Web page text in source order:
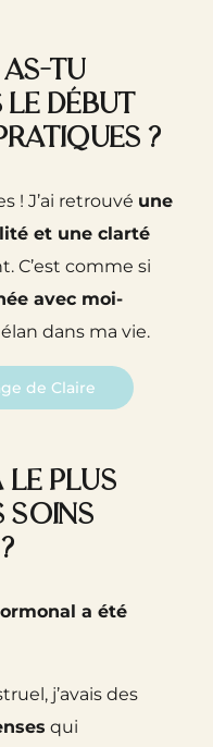
as-tu
le début
?
! J’ai retrouvé une
et une clarté
C’est comme si
avec moi-
dans ma vie.
de Claire
le plus
soins
a été
j’avais des
qui